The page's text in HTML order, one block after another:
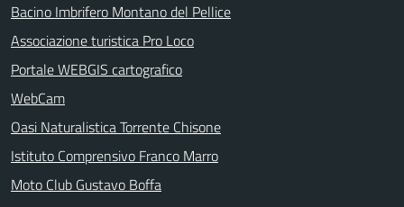
Bacino Imbrifero Montano del Pellice
Associazione turistica Pro Loco
Portale WEBGIS cartografico
WebCam
Oasi Naturalistica Torrente Chisone
Istituto Comprensivo Franco Marro
Moto Club Gustavo Boffa